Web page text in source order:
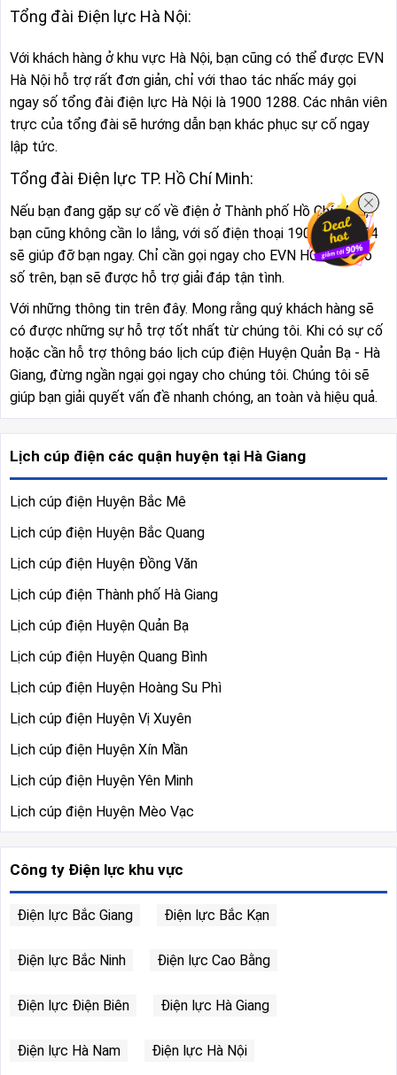
Tổng đài Điện lực Hà Nội:
Với khách hàng ở khu vực Hà Nội, bạn cũng có thể được EVN
Hà Nội hỗ trợ rất đơn giản, chỉ với thao tác nhấc máy gọi
ngay số tổng đài điện lực Hà Nội là 1900 1288. Các nhân viên
trực của tổng đài sẽ hướng dẫn bạn khác phục sự cố ngay
lập tức.
Tổng đài Điện lực TP. Hồ Chí Minh:
Nếu bạn đang gặp sự cố về điện ở Thành phố Hồ Chí Minh,
bạn cũng không cần lo lắng, với số điện thoại 1900 54 54 54
sẽ giúp đỡ bạn ngay. Chỉ cần gọi ngay cho EVN HCMC theo
số trên, bạn sẽ được hỗ trợ giải đáp tận tình.
Với những thông tin trên đây. Mong rằng quý khách hàng sẽ
có được những sự hỗ trợ tốt nhất từ chúng tôi. Khi có sự cố
hoặc cần hỗ trợ thông báo lịch cúp điện Huyện Quản Bạ - Hà
Giang, đừng ngần ngại gọi ngay cho chúng tôi. Chúng tôi sẽ
giúp bạn giải quyết vấn đề nhanh chóng, an toàn và hiệu quả.
Lịch cúp điện các quận huyện tại Hà Giang
Lịch cúp điện Huyện Bắc Mê
Lịch cúp điện Huyện Bắc Quang
Lịch cúp điện Huyện Đồng Văn
Lịch cúp điện Thành phố Hà Giang
Lịch cúp điện Huyện Quản Bạ
Lịch cúp điện Huyện Quang Bình
Lịch cúp điện Huyện Hoàng Su Phì
Lịch cúp điện Huyện Vị Xuyên
Lịch cúp điện Huyện Xín Mần
Lịch cúp điện Huyện Yên Minh
Lịch cúp điện Huyện Mèo Vạc
Công ty Điện lực khu vực
Điện lực Bắc Giang Điện lực Bắc Kạn
Điện lực Bắc Ninh Điện lực Cao Bằng
Điện lực Điện Biên Điện lực Hà Giang
Điện lực Hà Nam Điện lực Hà Nội